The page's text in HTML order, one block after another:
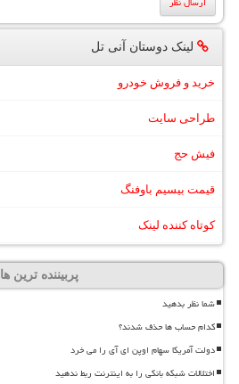
لینک دوستان آنی تل
خرید و فروش خودرو
طراحی سایت
فیش حج
قیمت بیسیم باوفنگ
کوتاه کننده لینک
پربیننده ترین ها
شما نظر بدهید
کدام حساب ها حذف شدند؟
دولت آمریکا سهام اوپن ای آی را می خرد
اختلالات شبکه بانکی را به اینترنت ربط ندهید